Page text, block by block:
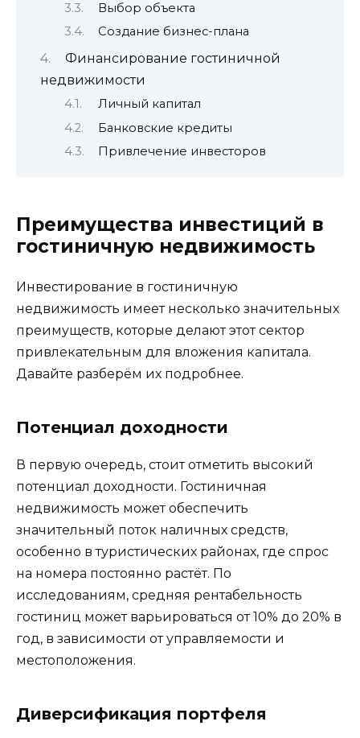
Выбор объекта
Создание бизнес-плана
Финансирование гостиничной
недвижимости
Личный капитал
Банковские кредиты
Привлечение инвесторов
Преимущества инвестиций в
гостиничную недвижимость
Инвестирование в гостиничную
недвижимость имеет несколько значительных
преимуществ, которые делают этот сектор
привлекательным для вложения капитала.
Давайте разберём их подробнее.
Потенциал доходности
В первую очередь, стоит отметить высокий
потенциал доходности. Гостиничная
недвижимость может обеспечить
значительный поток наличных средств,
особенно в туристических районах, где спрос
на номера постоянно растёт. По
исследованиям, средняя рентабельность
гостиниц может варьироваться от 10% до 20% в
год, в зависимости от управляемости и
местоположения.
Диверсификация портфеля